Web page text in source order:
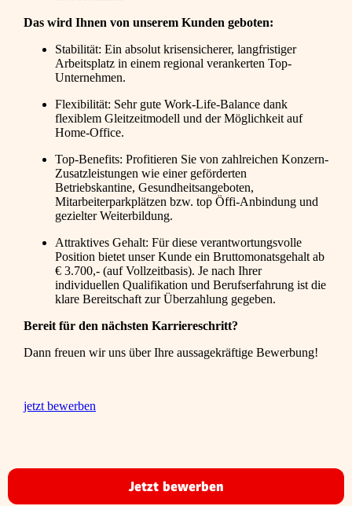
Das wird Ihnen von unserem Kunden geboten:
Stabilität: Ein absolut krisensicherer, langfristiger
Arbeitsplatz in einem regional verankerten Top-
Unternehmen.
Flexibilität: Sehr gute Work-Life-Balance dank
flexiblem Gleitzeitmodell und der Möglichkeit auf
Home-Office.
Top-Benefits: Profitieren Sie von zahlreichen Konzern-
Zusatzleistungen wie einer geförderten
Betriebskantine, Gesundheitsangeboten,
Mitarbeiterparkplätzen bzw. top Öffi-Anbindung und
gezielter Weiterbildung.
Attraktives Gehalt: Für diese verantwortungsvolle
Position bietet unser Kunde ein Bruttomonatsgehalt ab
€ 3.700,- (auf Vollzeitbasis). Je nach Ihrer
individuellen Qualifikation und Berufserfahrung ist die
klare Bereitschaft zur Überzahlung gegeben.
Bereit für den nächsten Karriereschritt?
Dann freuen wir uns über Ihre aussagekräftige Bewerbung!
jetzt bewerben
Jetzt bewerben